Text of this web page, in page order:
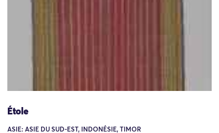
Étole
ASIE: ASIE DU SUD-EST, INDONÉSIE, TIMOR